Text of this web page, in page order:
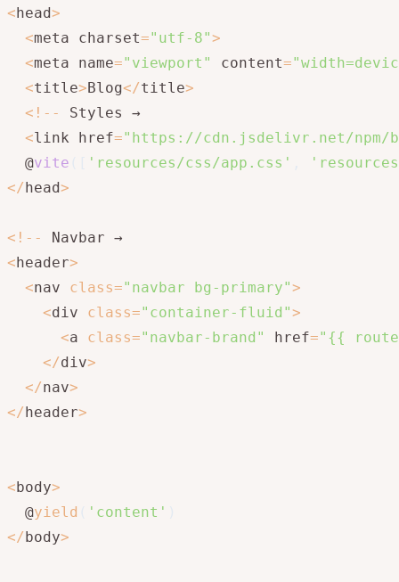
< head>
<meta charset="utf-8">
<meta name="viewport" content=
<title> Blog</title>
< ! --
Styles →
<link href="https://cdn.jsdelivr.net/npm/
  @
vite 'resources/css/app.css'
</ head>
< ! --
< header>
<nav class="navbar bg-primary">
<div class="container-fluid">
<a class="navbar-brand" href="{{
</div>
</nav>
</ header>
< body>
  @
yield 'content'
</ body>